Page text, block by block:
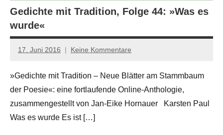
Gedichte mit Tradition, Folge 44: »Was es
wurde«
17. Juni 2016
Anton
Leitner
Keine Kommentare
»Gedichte mit Tradition – Neue Blätter am Stammbaum
der Poesie«: eine fortlaufende Online-Anthologie,
zusammengestellt von Jan-Eike Hornauer Karsten Paul
Was es wurde Es ist […]